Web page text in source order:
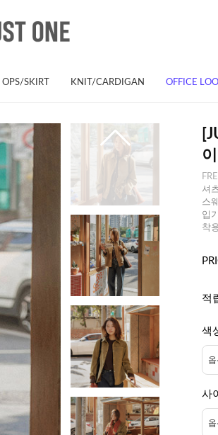
OPS/SKIRT KNIT/CARDIGAN OFFICE
셔
스
입
착
적
색
사